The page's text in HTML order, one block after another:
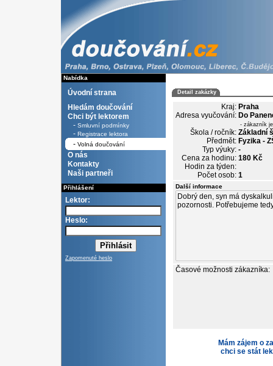
Nabídka
Úvodní strana
Hledám doučování
Chci být lektorem
- Smluvní podmínky
- Registrace lektora
- Volná doučování
O nás
Kontakty
Naši partneři
Přihlášení
Lektor:
Heslo:
Zapomenuté heslo
Detail zakázky
Kraj: Praha
Adresa vyučování: Do
- zákazník
Škola / ročník: Základní
Předmět: Fyzika -
Typ výuky: -
Cena za hodinu: 180 Kč
Hodin za týden:
Počet osob: 1
Další informace
Časové možnosti zákazníka:
Mám zájem o
chci se stát